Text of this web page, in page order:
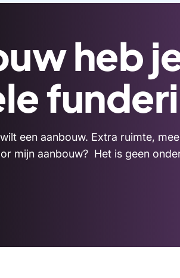
heb
een aanbouw. Extra ruimte,
mijn aanbouw? Het is geen